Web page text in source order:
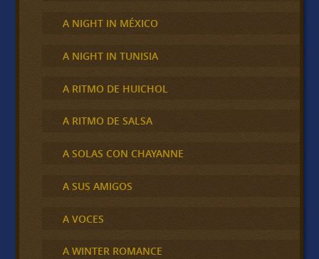
A NIGHT IN MÉXICO
A NIGHT IN TUNISIA
A RITMO DE HUICHOL
A RITMO DE SALSA
A SOLAS CON CHAYANNE
A SUS AMIGOS
A VOCES
A WINTER ROMANCE